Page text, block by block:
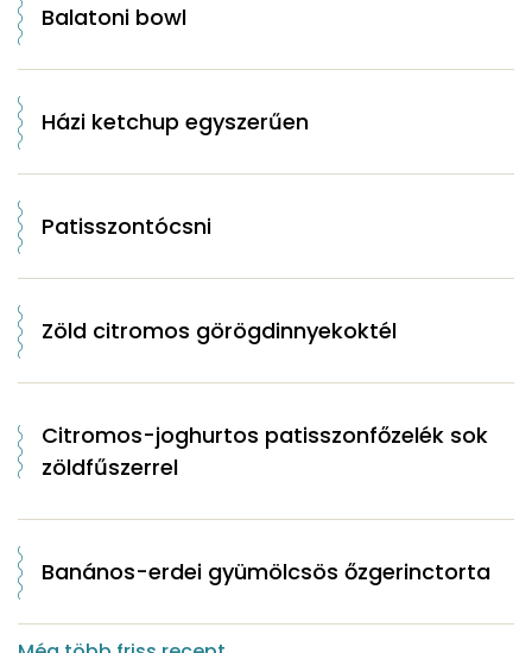
Balatoni bowl
Házi ketchup egyszerűen
Patisszontócsni
Zöld citromos görögdinnyekoktél
Citromos-joghurtos patisszonfőzelék sok
zöldfűszerrel
Banános-erdei gyümölcsös őzgerinctorta